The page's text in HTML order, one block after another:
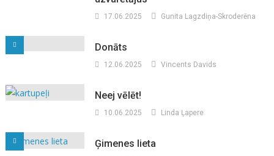
17.06.2025 Gunita Lagzdiņa-Skroderēna
Donāts
12.06.2025 Vincents Davids
Neej vēlēt!
10.06.2025 Linda Ļapere
Ģimenes lieta